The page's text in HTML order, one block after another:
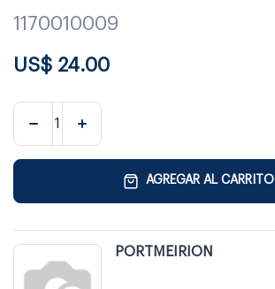
1170010009
US$ 24.00
AGREGAR AL CARRITO
PORTMEIRION